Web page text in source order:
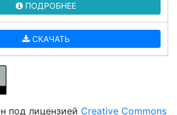
ПОДРОБНЕЕ
СКАЧАТЬ
под лицензией Creative Commons